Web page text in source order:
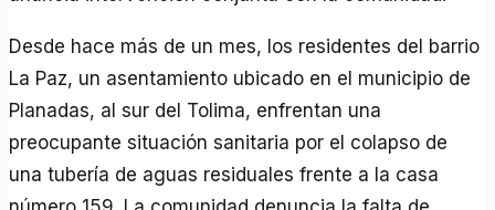
Desde hace más de un mes, los residentes del barrio
La Paz, un asentamiento ubicado en el municipio de
Planadas, al sur del Tolima, enfrentan una
preocupante situación sanitaria por el colapso de
una tubería de aguas residuales frente a la casa